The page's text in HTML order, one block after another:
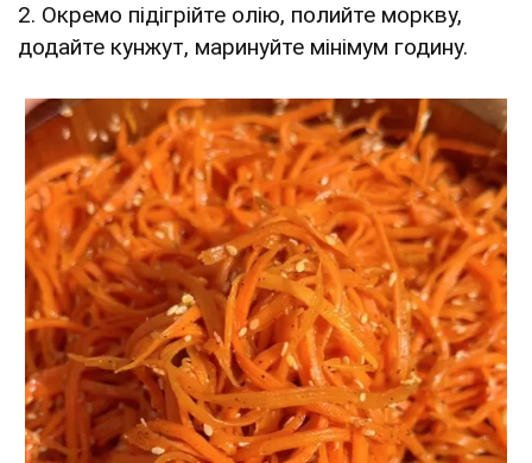
2. Окремо підігрійте олію, полийте моркву,
додайте кунжут, маринуйте мінімум годину.